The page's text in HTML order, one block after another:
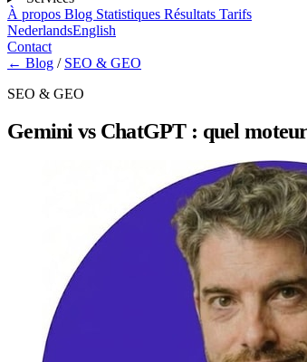
À propos Blog Statistiques Résultats Tarifs
NederlandsEnglish
Contact
← Blog / SEO & GEO
SEO & GEO
Gemini vs ChatGPT : quel